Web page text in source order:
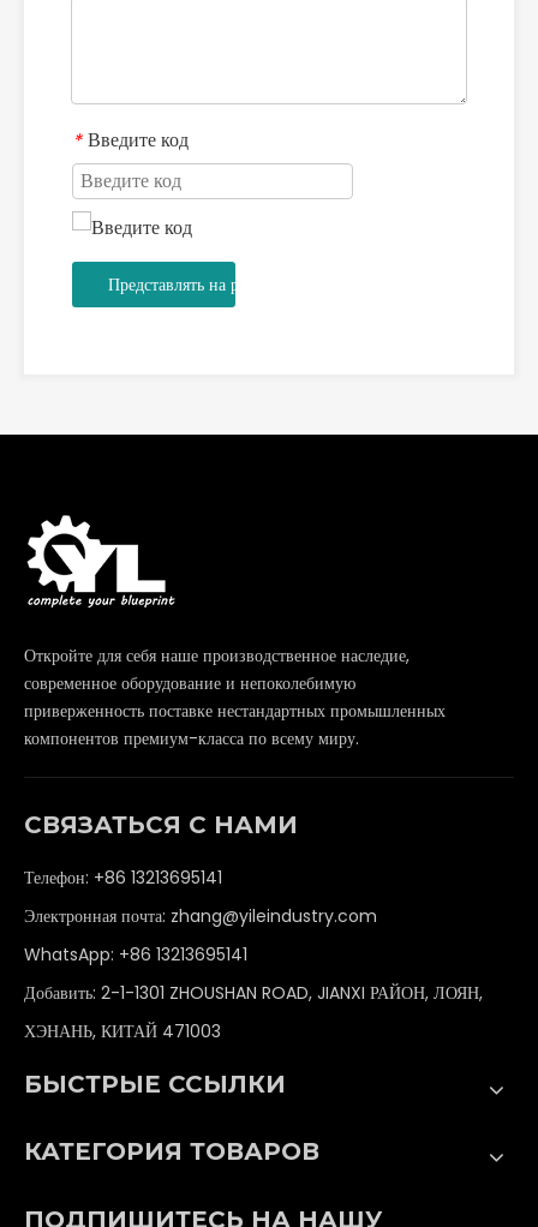
* Введите код
Представлять на рассмотрение
Откройте для себя наше производственное наследие,
современное оборудование и непоколебимую
приверженность поставке нестандартных промышленных
компонентов премиум-класса по всему миру.
СВЯЗАТЬСЯ С НАМИ
Телефон: +86 13213695141
Электронная почта: zhang@yileindustry.com
WhatsApp: +86 13213695141
Добавить: 2-1-1301 ZHOUSHAN ROAD, JIANXI РАЙОН, ЛОЯН,
ХЭНАНЬ, КИТАЙ 471003
БЫСТРЫЕ ССЫЛКИ
КАТЕГОРИЯ ТОВАРОВ
ПОДПИШИТЕСЬ НА НАШУ